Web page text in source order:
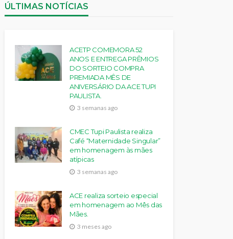
ÚLTIMAS NOTÍCIAS
ACETP COMEMORA 52
ANOS E ENTREGA PRÊMIOS
DO SORTEIO COMPRA
PREMIADA MÊS DE
ANIVERSÁRIO DA ACE TUPI
PAULISTA.
3 semanas ago
CMEC Tupi Paulista realiza
Café “Maternidade Singular”
em homenagem às mães
atípicas
3 semanas ago
ACE realiza sorteio especial
em homenagem ao Mês das
Mães.
3 meses ago